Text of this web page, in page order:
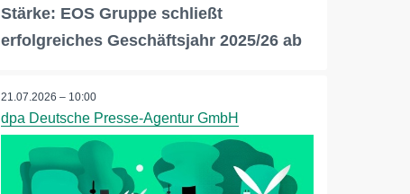
Stärke: EOS Gruppe schließt
erfolgreiches Geschäftsjahr 2025/26 ab
21.07.2026 – 10:00
dpa Deutsche Presse-Agentur GmbH